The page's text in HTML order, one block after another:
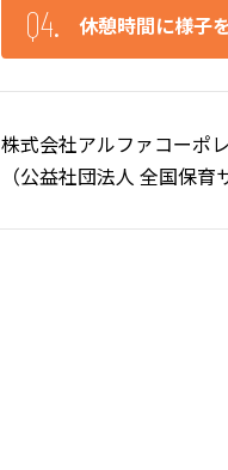
はしておりませ
休憩時間に様子
集団保育につき
ご了承ください。
株式会社アルファコーポ
（公益社団法人 全国保育